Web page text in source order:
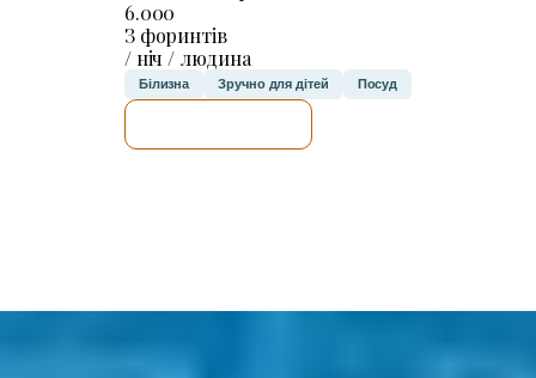
6.000
З форинтів
/ ніч / людина
Білизна Зручно для дітей Посуд